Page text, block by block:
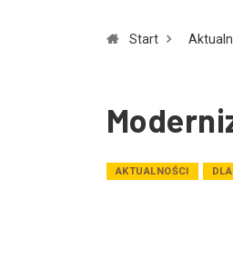
Start
AKTUALNOŚCI